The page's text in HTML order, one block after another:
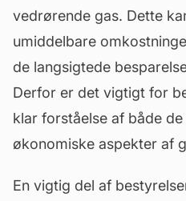
vedrørende gas. Dette
umiddelbare
de langsigtede
Derfor er det vigtigt for
klar forståelse af både
økonomiske aspekter af
En vigtig del af